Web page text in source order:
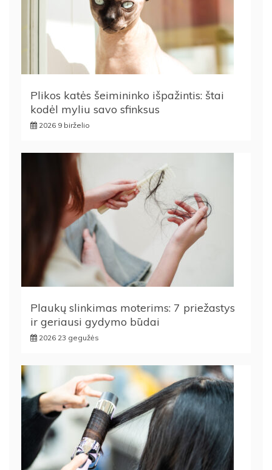
Plikos katės šeimininko išpažintis: štai
kodėl myliu savo sfinksus
2026 9 birželio
Plaukų slinkimas moterims: 7 priežastys
ir geriausi gydymo būdai
2026 23 gegužės